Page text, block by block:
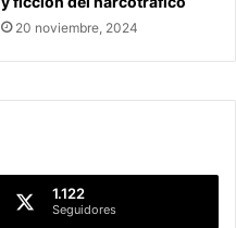
20 noviembre, 2024
1.122
Seguidores